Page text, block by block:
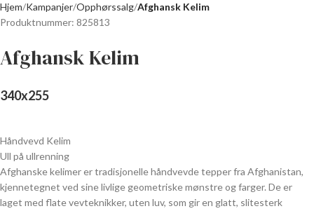
Hjem Kampanjer Opphørssalg Afghansk Kelim
Produktnummer: 825813
Afghansk Kelim
340x255
Håndvevd Kelim
Ull på ullrenning
Afghanske kelimer er tradisjonelle håndvevde tepper fra Afghanistan,
kjennetegnet ved sine livlige geometriske mønstre og farger. De er
laget med flate vevteknikker, uten luv, som gir en glatt, slitesterk